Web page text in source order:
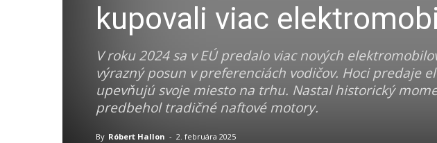
kupovali viac
V roku 2024 sa v EÚ predalo viac nových
výrazný posun v preferenciách vodičov. Hoci predaje
upevňujú svoje miesto na trhu. Nastal historický
predbehol tradičné naftové motory.
By Róbert Hallon - 2. februára 2025